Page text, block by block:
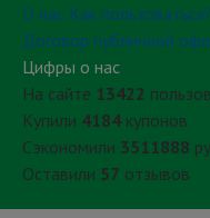
О нас Как пользоваться?
Договор публичной
Цифры о нас
На сайте 13422
Купили 4184купонов
Сэкономили 3511888
Оставили 57 отзывов